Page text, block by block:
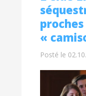
«
Posté le